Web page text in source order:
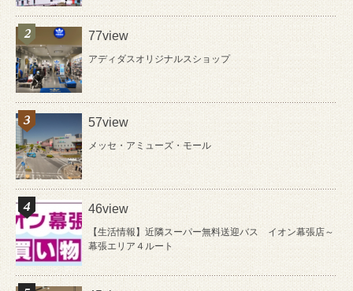
77view
アディダスオリジナルスショップ
57view
メッセ・アミューズ・モール
46view
【生活情報】近隣スーパー無料送迎バス イオン幕張店～
幕張エリア４ルート